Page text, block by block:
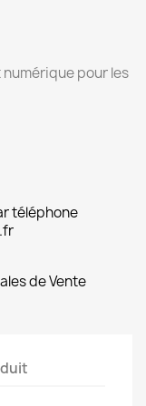
pour les
téléphone
de Vente